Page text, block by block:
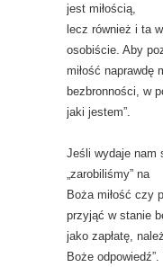
jest miłością,
lecz również i ta
osobiście. Aby
miłość naprawdę
bezbronności, w
jaki jestem”.
Jeśli wydaje nam
„zarobiliśmy” na
Boża miłość czy
przyjąć w stanie
jako zapłatę,
Boże